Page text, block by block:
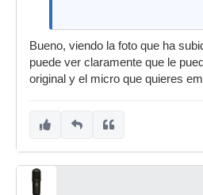
Bueno, viendo la foto que ha
puede ver claramente que le
original y el micro que quieres